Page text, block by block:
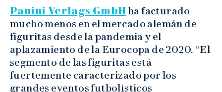
Panini Verlags GmbHha facturado
mucho menos en el mercado alemán de
figuritas desde la pandemia y el
aplazamiento de la Eurocopa de 2020. “El
segmento de las figuritas está
fuertemente caracterizado por los
grandes eventos futbolísticos